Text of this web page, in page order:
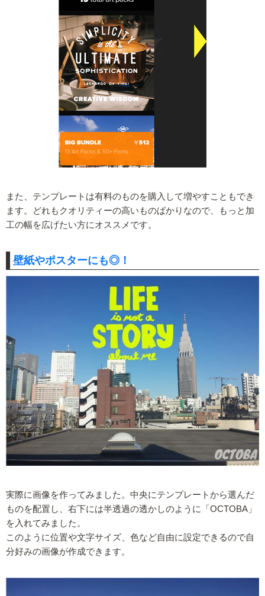
また、テンプレートは有料のものを購入して増やすこともでき
ます。どれもクオリティーの高いものばかりなので、もっと加
工の幅を広げたい方にオススメです。
壁紙やポスターにも◎！
実際に画像を作ってみました。中央にテンプレートから選んだ
ものを配置し、右下には半透過の透かしのように「OCTOBA」
を入れてみました。
このように位置や文字サイズ、色など自由に設定できるので自
分好みの画像が作成できます。